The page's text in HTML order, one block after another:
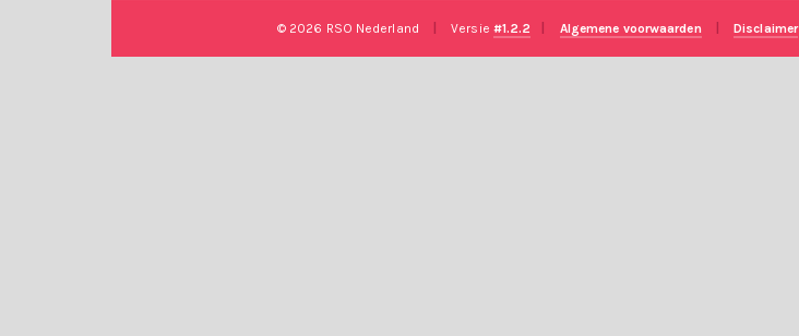
© 2026 RSO Nederland Versie #1.2.2 Algemene voorwaarden Disclaimer